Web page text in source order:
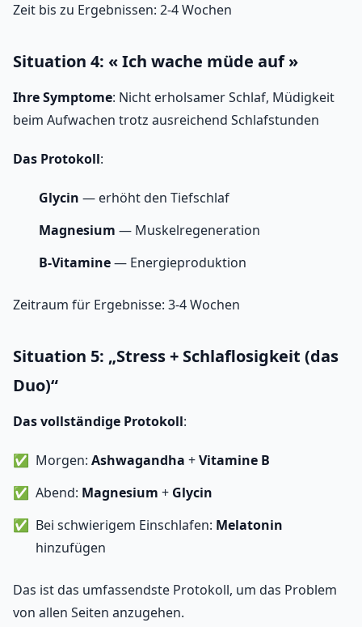
Zeit bis zu Ergebnissen: 2-4 Wochen
Situation 4: « Ich wache müde auf »
Ihre Symptome: Nicht erholsamer Schlaf, Müdigkeit
beim Aufwachen trotz ausreichend Schlafstunden
Das Protokoll:
Glycin — erhöht den Tiefschlaf
Magnesium — Muskelregeneration
B-Vitamine— Energieproduktion
Zeitraum für Ergebnisse: 3-4 Wochen
Situation 5: „Stress + Schlaflosigkeit (das
Duo)“
Das vollständige Protokoll:
Morgen: Ashwagandha +Vitamine B
Abend: Magnesium + Glycin
Bei schwierigem Einschlafen: Melatonin
hinzufügen
Das ist das umfassendste Protokoll, um das Problem
von allen Seiten anzugehen.